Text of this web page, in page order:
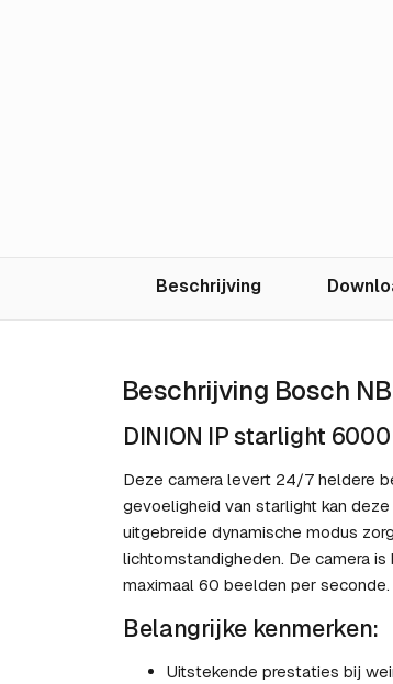
Beschrijving
Beschrijving Bosch
DINION IP starlight 6000
Deze camera levert 24/7 heldere
gevoeligheid van starlight kan
uitgebreide dynamische modus
lichtomstandigheden. De camera
maximaal 60 beelden per
Belangrijke kenmerken:
Uitstekende prestaties bij